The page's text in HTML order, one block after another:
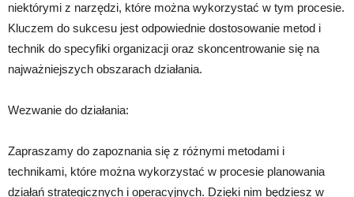
niektórymi z narzędzi, które można wykorzystać w tym procesie.
Kluczem do sukcesu jest odpowiednie dostosowanie metod i
technik do specyfiki organizacji oraz skoncentrowanie się na
najważniejszych obszarach działania.
Wezwanie do działania:
Zapraszamy do zapoznania się z różnymi metodami i
technikami, które można wykorzystać w procesie planowania
działań strategicznych i operacyjnych. Dzięki nim będziesz w